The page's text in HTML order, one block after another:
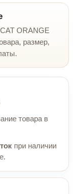
ORANGE
размер,
товара в
при наличии